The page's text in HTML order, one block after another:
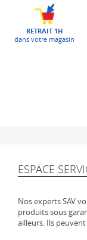
RETRAIT 1H
dans votre magasin
ESPACE
Nos experts SAV
produits sous
ailleurs. Ils peuvent